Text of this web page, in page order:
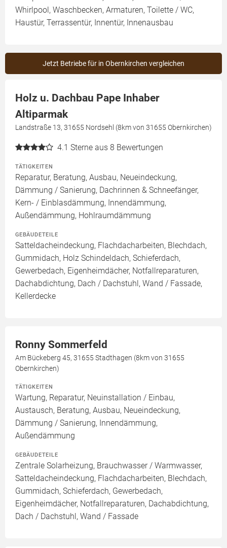
Whirlpool, Waschbecken, Armaturen, Toilette / WC,
Haustür, Terrassentür, Innentür, Innenausbau
Jetzt Betriebe für in Obernkirchen vergleichen
Holz u. Dachbau Pape Inhaber
Altiparmak
Landstraße 13, 31655 Nordsehl (8km von 31655 Obernkirchen)
4.1 Sterne aus 8 Bewertungen
TÄTIGKEITEN
Reparatur, Beratung, Ausbau, Neueindeckung,
Dämmung / Sanierung, Dachrinnen & Schneefänger,
Kern- / Einblasdämmung, Innendämmung,
Außendämmung, Hohlraumdämmung
GEBÄUDETEILE
Satteldacheindeckung, Flachdacharbeiten, Blechdach,
Gummidach, Holz Schindeldach, Schieferdach,
Gewerbedach, Eigenheimdächer, Notfallreparaturen,
Dachabdichtung, Dach / Dachstuhl, Wand / Fassade,
Kellerdecke
Ronny Sommerfeld
Am Bückeberg 45, 31655 Stadthagen (8km von 31655
Obernkirchen)
TÄTIGKEITEN
Wartung, Reparatur, Neuinstallation / Einbau,
Austausch, Beratung, Ausbau, Neueindeckung,
Dämmung / Sanierung, Innendämmung,
Außendämmung
GEBÄUDETEILE
Zentrale Solarheizung, Brauchwasser / Warmwasser,
Satteldacheindeckung, Flachdacharbeiten, Blechdach,
Gummidach, Schieferdach, Gewerbedach,
Eigenheimdächer, Notfallreparaturen, Dachabdichtung,
Dach / Dachstuhl, Wand / Fassade